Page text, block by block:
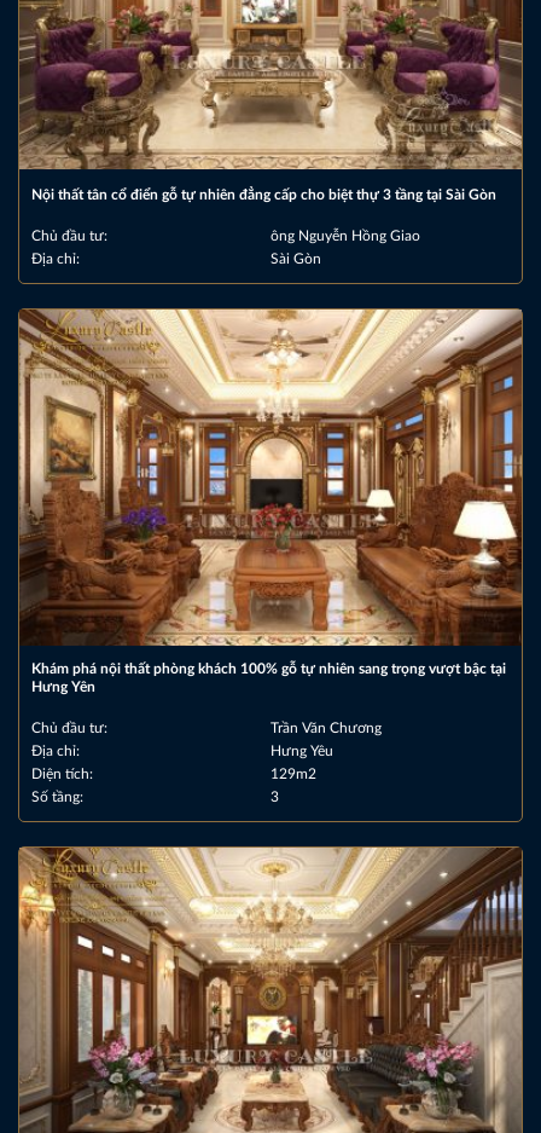
Nội thất tân cổ điển gỗ tự nhiên đẳng cấp cho biệt thự 3 tầng tại Sài Gòn
Chủ đầu tư:
ông Nguyễn Hồng Giao
Địa chỉ:
Sài Gòn
Khám phá nội thất phòng khách 100% gỗ tự nhiên sang trọng vượt bậc tại
Hưng Yên
Chủ đầu tư:
Trần Văn Chương
Địa chỉ:
Hưng Yêu
Diện tích:
129m2
Số tầng:
3